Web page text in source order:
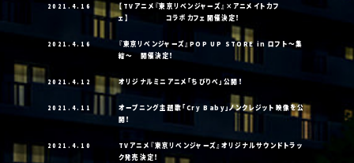
SPECIAL
OFFICIAL ACCOUNT
SHARE
2021.4.16
【TVアニメ『東京リベンジャーズ』×アニメイトカフ
ェ】 コラボカフェ開催決定！
2021.4.16
『東京リベンジャーズ』POP UP STORE in ロフト～集
結～ 開催決定！
2021.4.12 オリジナルミニアニメ「ちびりべ」公開！
2021.4.11
オープニング主題歌「Cry Baby」ノンクレジット映像を公
開！
2021.4.10
TVアニメ『東京リベンジャーズ』オリジナルサウンドトラッ
ク発売決定！